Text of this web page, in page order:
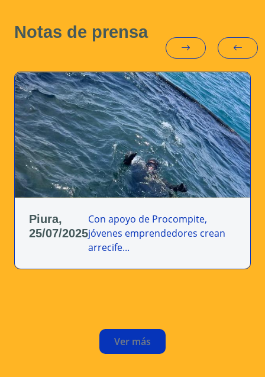
Notas de prensa
Piura,
25/07/2025
Productores de Nuevo Chúper
mejorarán producción y...
Ver más